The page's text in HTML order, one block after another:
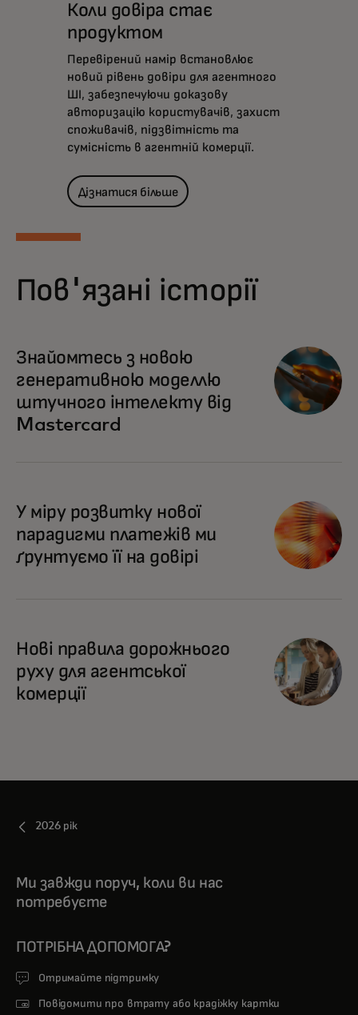
Коли довіра стає
продуктом
Перевірений намір встановлює
новий рівень довіри для агентного
ШІ, забезпечуючи доказову
авторизацію користувачів, захист
споживачів, підзвітність та
сумісність в агентній комерції.
Дізнатися більше
Пов'язані історії
Знайомтесь з новою
генеративною моделлю
штучного інтелекту від
Mastercard
У міру розвитку нової
парадигми платежів ми
ґрунтуємо її на довірі
Нові правила дорожнього
руху для агентської
комерції
2026 рік
Ми завжди поруч, коли ви нас
потребуєте
ПОТРІБНА ДОПОМОГА?
Отримайте підтримку
Повідомити про втрату або крадіжку картки